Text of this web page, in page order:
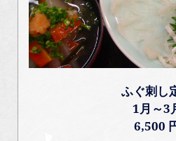
ふぐ刺し
1月～3
6,500